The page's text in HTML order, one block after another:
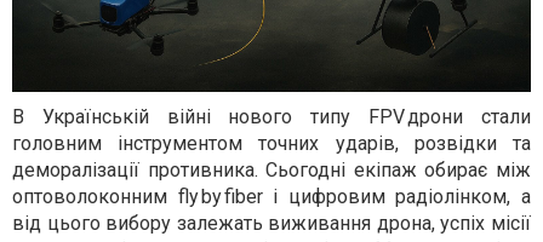
В Українській війні нового типу FPV дрони стали
головним інструментом точних ударів, розвідки та
деморалізації противника. Сьогодні екіпаж обирає між
оптоволоконним fly by fiber і цифровим радіолінком, а
від цього вибору залежать виживання дрона, успіх місії